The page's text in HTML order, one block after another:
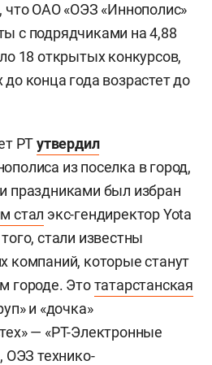
что ОАО «ОЭЗ «Иннополис»
с подрядчиками на 4,88
18 открытых конкурсов,
конца года возрастет до
РТутвердил
из поселка в город,
праздниками был избран
стал экс-гендиректор Yota
стали известны
компаний, которые станут
городе. Этотатарстанская
и «дочка»
— «РТ-Электронные
ОЭЗ технико-